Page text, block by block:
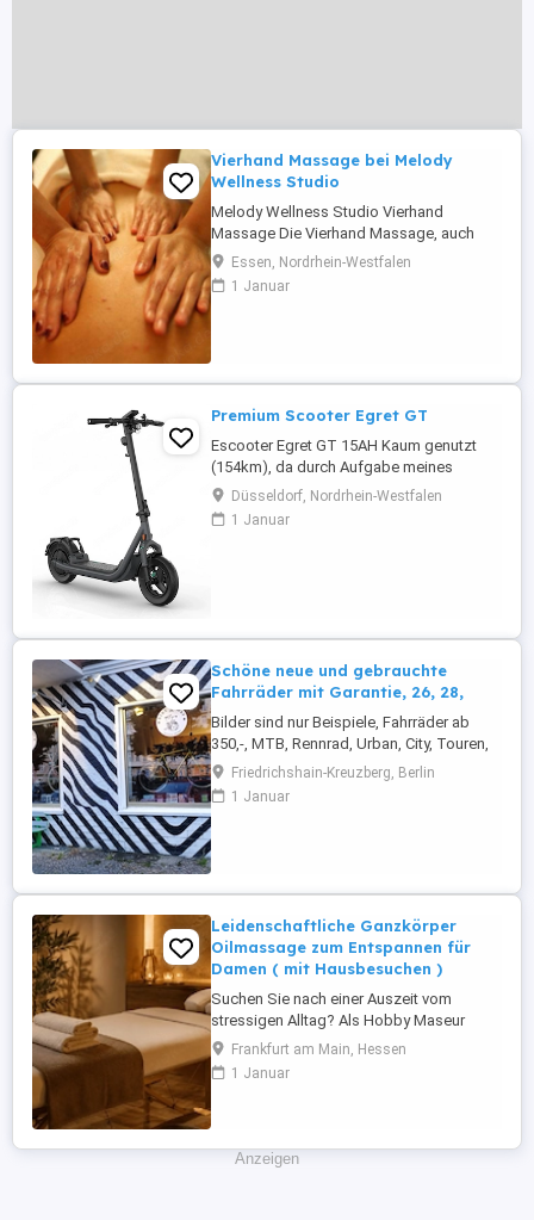
Vierhand Massage bei Melody
Wellness Studio
Melody Wellness Studio Vierhand
Massage Die Vierhand Massage, auch
bekannt als "4-Hand-Massage", ist eine
luxuriöse Wellness-Anwendung, bei der
zwei Masseurin synchron
Bewegungen der beiden Therapeuten ...
Essen, Nordrhein-Westfalen
1 Januar
Premium Scooter Egret GT
Escooter Egret GT 15AH Kaum genutzt
(154km), da durch Aufgabe meines
Wohmobils überflüssig. Der Scooter ist
im April 25 für 1638 gekauft worden und
hat noch bis zum April 27 Garantie.
Düsseldorf, Nordrhein-Westfalen
1 Januar
Schöne neue und gebrauchte
Fahrräder mit Garantie, 26, 28,
Bilder sind nur Beispiele, Fahrräder ab
350,-, MTB, Rennrad, Urban, City, Touren,
Gravel, Trekking usw. Ob moderne
gebrauchte Räder oder Klassische
Mountain bikes, vintage die z.T. aussehen
Friedrichshain-Kreuzberg, Berlin
1 Januar
Leidenschaftliche Ganzkörper
Oilmassage zum Entspannen für
Damen ( mit Hausbesuchen )
Suchen Sie nach einer Auszeit vom
stressigen Alltag? Als Hobby Maseur
biete ich Ihnen entspannende
Gesellschaft u. Ganzkörper Oil massagen
direkt in Ihrem vertrauten Zuhause an. Ich
kräftigere Griffe bei hartnäckigen
Verspannungen. ...
Frankfurt am Main, Hessen
1 Januar
Anzeigen